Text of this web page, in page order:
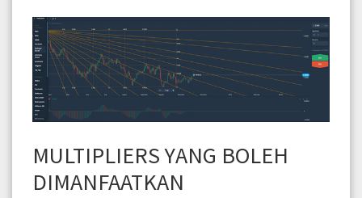
MULTIPLIERS YANG BOLEH
DIMANFAATKAN